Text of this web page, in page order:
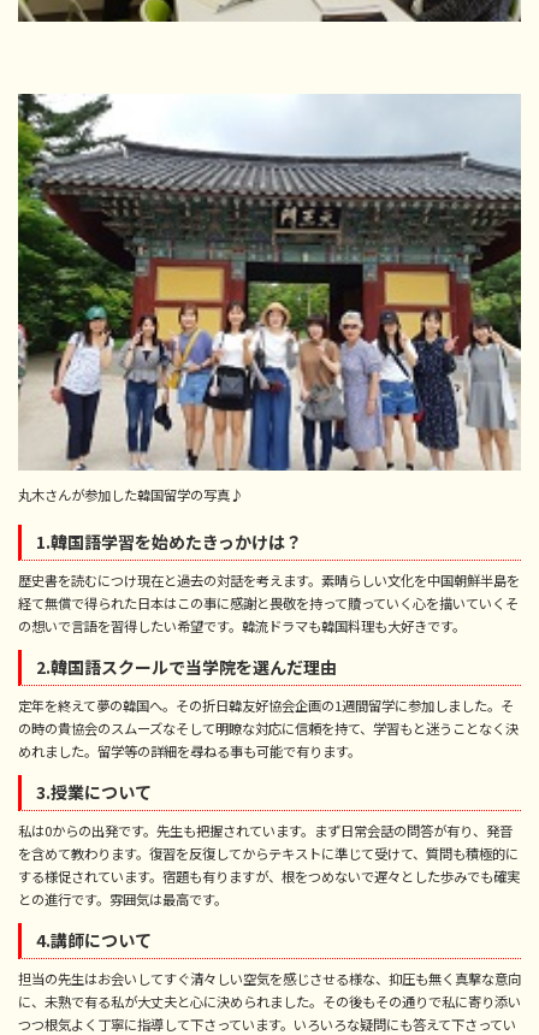
丸木さんが参加した韓国留学の写真♪
1.韓国語学習を始めたきっかけは？
歴史書を読むにつけ現在と過去の対話を考えます。素晴らしい文化を中国朝鮮半島を
経て無償で得られた日本はこの事に感謝と畏敬を持って贖っていく心を描いていくそ
の想いで言語を習得したい希望です。韓流ドラマも韓国料理も大好きです。
2.韓国語スクールで当学院を選んだ理由
定年を終えて夢の韓国へ。その折日韓友好協会企画の1週間留学に参加しました。そ
の時の貴協会のスムーズなそして明瞭な対応に信頼を持て、学習もと迷うことなく決
めれました。留学等の詳細を尋ねる事も可能で有ります。
3.授業について
私は0からの出発です。先生も把握されています。まず日常会話の問答が有り、発音
を含めて教わります。復習を反復してからテキストに準じて受けて、質問も積極的に
する様促されています。宿題も有りますが、根をつめないで遅々とした歩みでも確実
との進行です。雰囲気は最高です。
4.講師について
担当の先生はお会いしてすぐ清々しい空気を感じさせる様な、抑圧も無く真撃な意向
に、未熟で有る私が大丈夫と心に決められました。その後もその通りで私に寄り添い
つつ根気よく丁寧に指導して下さっています。いろいろな疑問にも答えて下さってい